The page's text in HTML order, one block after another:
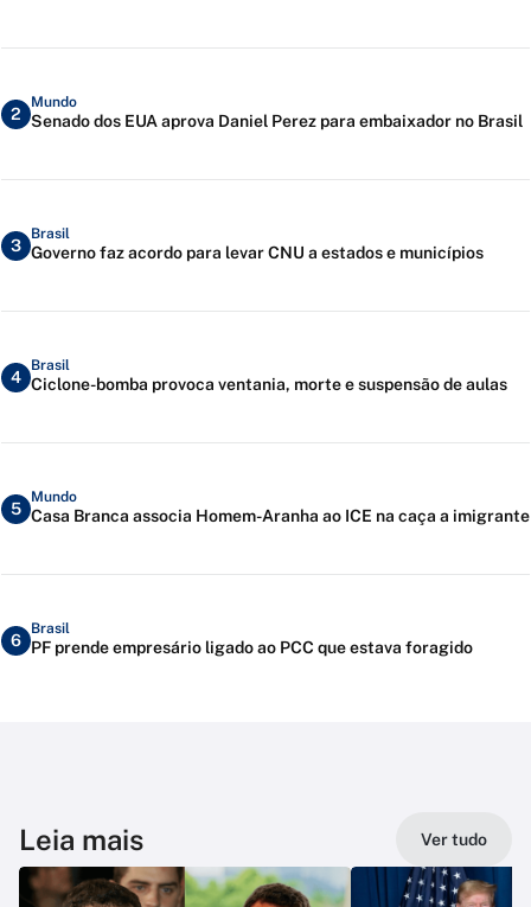
2
Mundo
Senado dos EUA aprova Daniel Perez para embaixador no Brasil
3
Brasil
Governo faz acordo para levar CNU a estados e municípios
4
Brasil
Ciclone-bomba provoca ventania, morte e suspensão de aulas
5
Mundo
Casa Branca associa Homem-Aranha ao ICE na caça a imigrante
6
Brasil
PF prende empresário ligado ao PCC que estava foragido
Leia mais Ver tudo